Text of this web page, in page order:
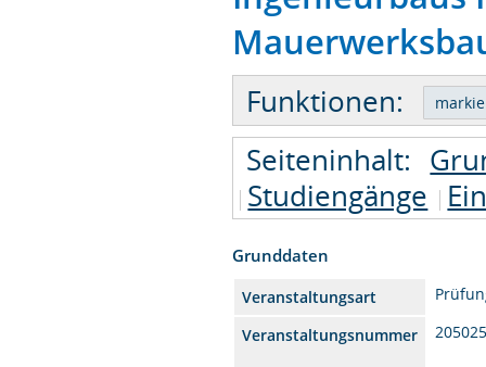
Funktionen:
Seiteninhalt:
Studiengänge
Grunddaten
Veranstaltungsart
Veranstaltungsnummer